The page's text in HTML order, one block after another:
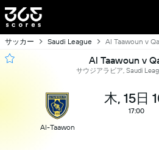
サッカー Saudi League Al Taawoun v
Al Taawoun v
サウジアラビア, Saudi
Al-Taawon
木, 15日
17:00